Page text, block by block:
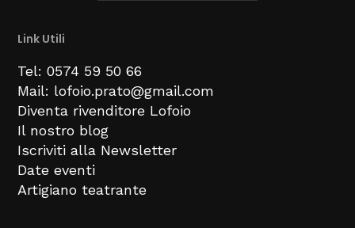
Link Utili
Tel: 0574 59 50 66
Mail: lofoio.prato@gmail.com
Diventa rivenditore Lofoio
Il nostro blog
Iscriviti alla Newsletter
Date eventi
Artigiano teatrante